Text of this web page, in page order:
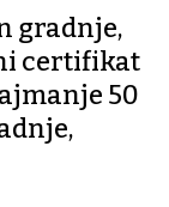
gradnje,
certifikat
50